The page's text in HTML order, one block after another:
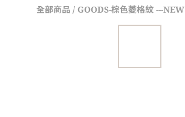
全部商品 / GOODS-棕色菱格紋 ---NEW